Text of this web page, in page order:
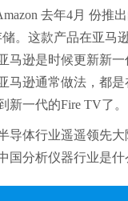
去年4月 份推
储。这款产品在亚马
马逊是时候更新新
逊通常做法，都是
新一代的Fire TV了。
导体行业遥遥领先大
国分析仪器行业是什